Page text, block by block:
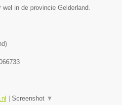
in de provincie Gelderland.
)
Screenshot ▼